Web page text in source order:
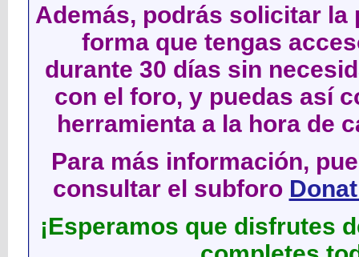
Además, podrás solicitar
forma que tengas
durante 30 días sin
con el foro, y puedas así
herramienta a la hora de
Para más información,
consultar el subforo
¡Esperamos que disfrutes